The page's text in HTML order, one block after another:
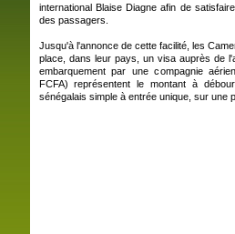
international Blaise Diagne afin de
des passagers.
Jusqu'à l'annonce de cette facilité, les
place, dans leur pays, un visa auprès de
embarquement par une compagnie
FCFA) représentent le montant à
sénégalais simple à entrée unique, sur une